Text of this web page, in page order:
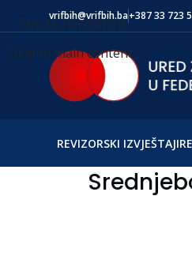
Skip to navigation
Skip to main content
vrifbih@vrifbih.ba+387 33 723
REVIZORSKI IZVJEŠTAJI